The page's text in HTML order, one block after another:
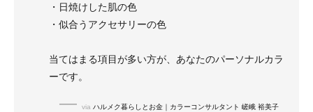
・日焼けした肌の色
・似合うアクセサリーの色
当てはまる項目が多い方が、あなたのパーソナルカラ
ーです。
via ハルメク暮らしとお金｜カラーコンサルタント 嵯峨 裕美子